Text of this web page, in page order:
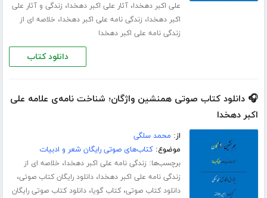
علی اکبر دهخدا،آثار علی اکبر دهخدا، زندگی و آثار علی
اکبر دهخدا، زندگی نامه علی اکبر دهخدا، خلاصه ای از
زندگی نامه علی اکبر دهخدا
دانلود کتاب
🎧 دانلود کتاب صوتی همنشین واژگان؛ شناخت نامه‌ی علامه علی
اکبر دهخدا
از: محمد سلگی
موضوع:کتاب‌های صوتی رایگان شعر و ادبیات
برچسب‌ها: زندگی نامه علی اکبر دهخدا، خلاصه ای از
زندگی نامه علی اکبر دهخدا،دانلود رایگان کتاب صوتی،
دانلود کتاب صوتی،کتاب گویا،دانلود کتاب صوتی رایگان